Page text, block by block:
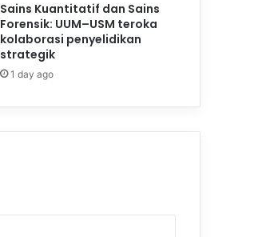
Sains Kuantitatif dan Sains
Forensik: UUM–USM teroka
kolaborasi penyelidikan
strategik
1 day ago